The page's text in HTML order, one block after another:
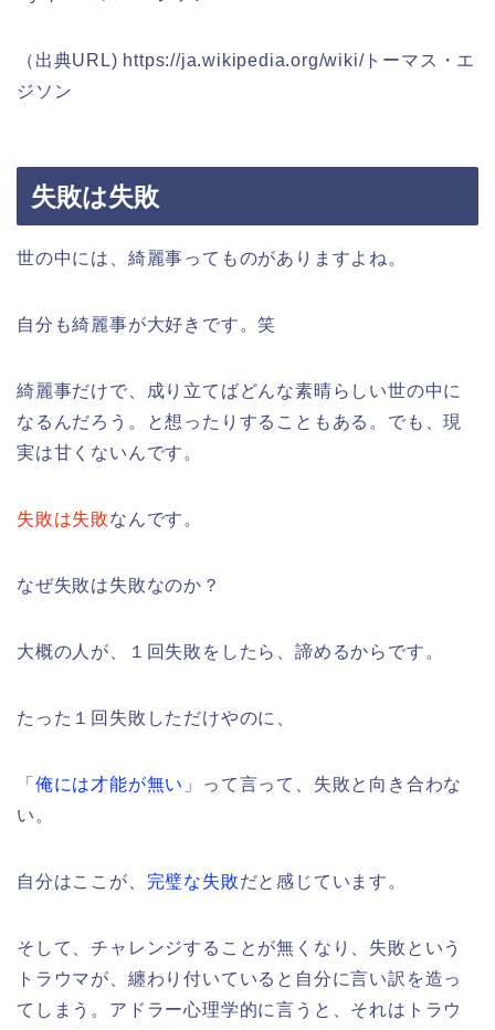
（出典URL) https://ja.wikipedia.org/wiki/トーマス・エ
ジソン
失敗は失敗
世の中には、綺麗事ってものがありますよね。
自分も綺麗事が大好きです。笑
綺麗事だけで、成り立てばどんな素晴らしい世の中に
なるんだろう。と想ったりすることもある。でも、現
実は甘くないんです。
失敗は失敗なんです。
なぜ失敗は失敗なのか？
大概の人が、１回失敗をしたら、諦めるからです。
たった１回失敗しただけやのに、
「 俺には才能が無い 」って言って、失敗と向き合わな
い。
自分はここが、 完璧な失敗だと感じています。
そして、チャレンジすることが無くなり、失敗という
トラウマが、纏わり付いていると自分に言い訳を造っ
てしまう。アドラー心理学的に言うと、それはトラウ